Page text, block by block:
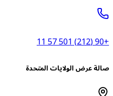
عرض الولايات المتحدة